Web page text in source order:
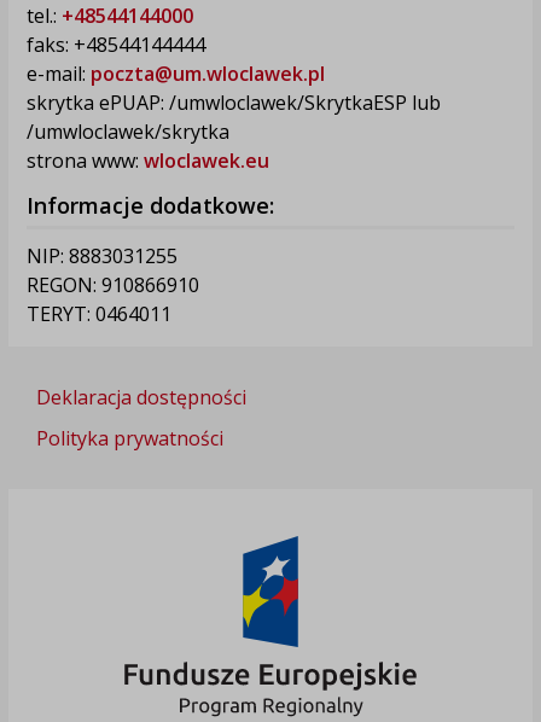
tel.: +48544144000
faks: +48544144444
e-mail: poczta@um.wloclawek.pl
skrytka ePUAP: /umwloclawek/SkrytkaESP lub
/umwloclawek/skrytka
strona www: wloclawek.eu
Informacje dodatkowe:
NIP: 8883031255
REGON: 910866910
TERYT: 0464011
Deklaracja dostępności
Polityka prywatności